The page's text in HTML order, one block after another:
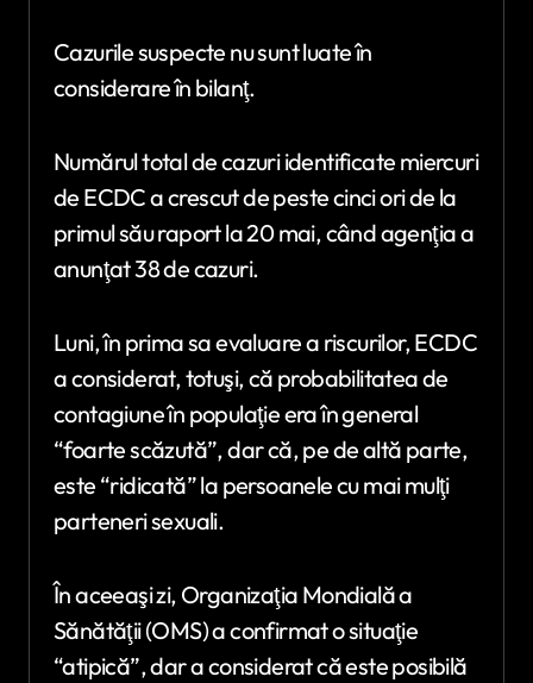
Cazurile suspecte nu sunt luate în
considerare în bilanţ.
Numărul total de cazuri identificate miercuri
de ECDC a crescut de peste cinci ori de la
primul său raport la 20 mai, când agenţia a
anunţat 38 de cazuri.
Luni, în prima sa evaluare a riscurilor, ECDC
a considerat, totuşi, că probabilitatea de
contagiune în populaţie era în general
“foarte scăzută”, dar că, pe de altă parte,
este “ridicată” la persoanele cu mai mulţi
parteneri sexuali.
În aceeaşi zi, Organizaţia Mondială a
Sănătăţii (OMS) a confirmat o situaţie
“atipică”, dar a considerat că este posibilă